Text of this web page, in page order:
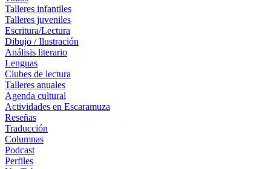
Talleres infantiles
Talleres juveniles
Escritura/Lectura
Dibujo / Ilustración
Análisis literario
Lenguas
Clubes de lectura
Talleres anuales
Agenda cultural
Actividades en Escaramuza
Reseñas
Traducción
Columnas
Podcast
Perfiles